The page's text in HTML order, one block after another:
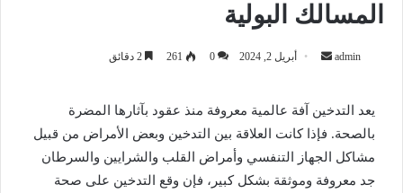
المسالك البولية
admin
أرسل
أبريل 2, 2024 0
261
يعد التدخين آفة عالمية معروفة منذ عقود بآثارها المضرة
بالصحة. فإذا كانت العلاقة بين التدخين وبعض الأمراض من قبيل
مشاكل الجهاز التنفسي وأمراض القلب والشرايين والسرطان
جد معروفة وموثقة بشكل كبير، فإن وقع التدخين على صحة